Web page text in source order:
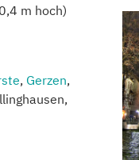
m hoch)
, Gerzen,